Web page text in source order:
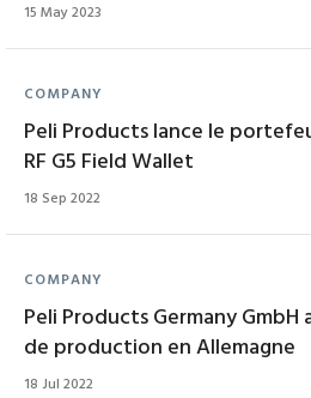
15 May 2023
COMPANY
Peli Products lance le
RF G5 Field Wallet
18 Sep 2022
COMPANY
Peli Products Germany
de production en Allemagne
18 Jul 2022